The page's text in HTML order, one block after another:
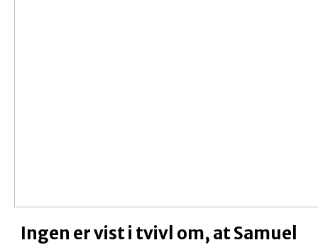
Ingen er vist i tvivl om, at Samuel